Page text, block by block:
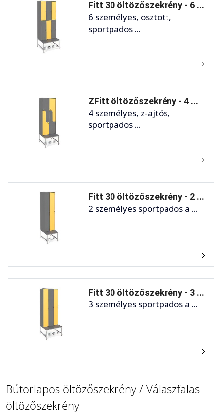
Fitt 30 öltözőszekrény - 6 ...
6 személyes, osztott,
sportpados ...
ZFitt öltözőszekrény - 4 ...
4 személyes, z-ajtós,
sportpados ...
Fitt 30 öltözőszekrény - 2 ...
2 személyes sportpados a ...
Fitt 30 öltözőszekrény - 3 ...
3 személyes sportpados a ...
Bútorlapos öltözőszekrény / Válaszfalas
öltözőszekrény